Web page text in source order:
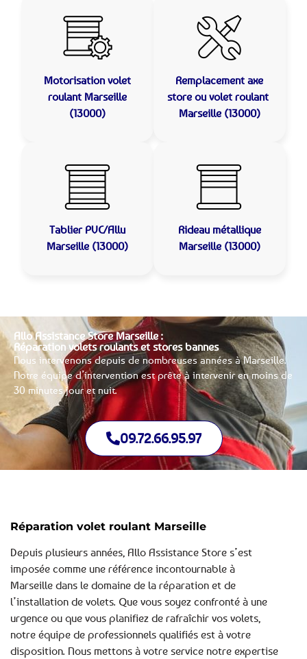
Motorisation volet
roulant Marseille
(13000)
Remplacement axe
store ou volet roulant
Marseille (13000)
Tablier PVC/Allu
Marseille (13000)
Rideau métallique
Marseille (13000)
Allo Assistance Store Marseille :
Réparation volets roulants et stores bannes
Nous intervenons depuis de nombreuses années à Marseille.
Notre équipe d’intervention est prête à intervenir en moins de
30 minutes jour et nuit.
09.72.66.95.97
Réparation volet roulant Marseille
Depuis plusieurs années, Allo Assistance Store s’est
imposée comme une référence incontournable à
Marseille dans le domaine de la réparation et de
l’installation de volets. Que vous soyez confronté à une
urgence ou que vous planifiez de rafraîchir vos volets,
notre équipe de professionnels qualifiés est à votre
disposition. Nous mettons à votre service notre expertise